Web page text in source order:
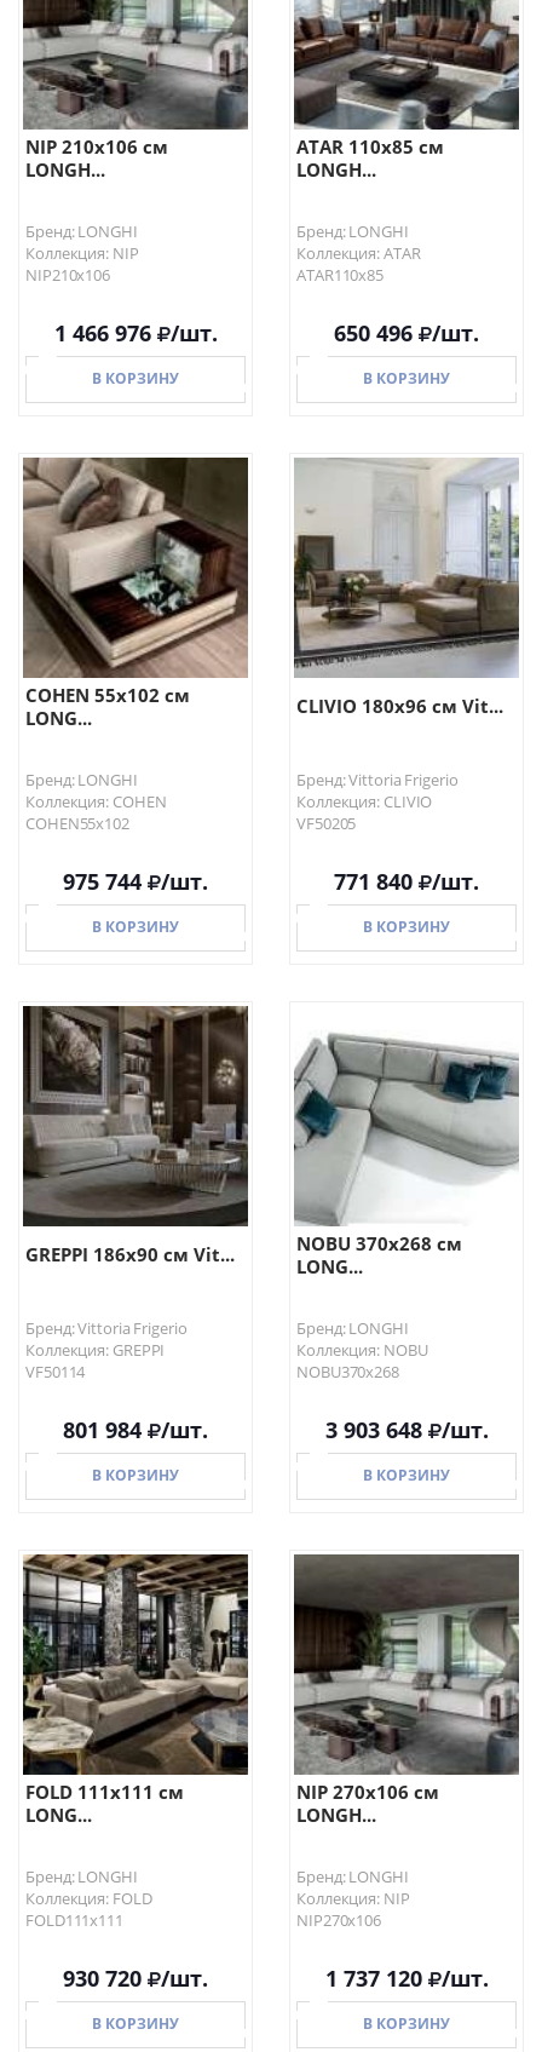
NIP 210х106 см
LONGH...
Бренд: LONGHI
Коллекция: NIP
NIP210х106
1 466 976 /шт.
В КОРЗИНУ
В КОРЗИНУ
ATAR 110х85 см
LONGH...
Бренд: LONGHI
Коллекция: ATAR
ATAR110х85
650 496 /шт.
В КОРЗИНУ
В КОРЗИНУ
COHEN 55х102 см
LONG...
Бренд: LONGHI
Коллекция: COHEN
COHEN55х102
975 744 /шт.
В КОРЗИНУ
В КОРЗИНУ
CLIVIO 180х96 см Vit...
Бренд: Vittoria Frigerio
Коллекция: CLIVIO
VF50205
771 840 /шт.
В КОРЗИНУ
В КОРЗИНУ
GREPPI 186х90 см Vit...
Бренд: Vittoria Frigerio
Коллекция: GREPPI
VF50114
801 984 /шт.
В КОРЗИНУ
В КОРЗИНУ
NOBU 370х268 см
LONG...
Бренд: LONGHI
Коллекция: NOBU
NOBU370х268
3 903 648 /шт.
В КОРЗИНУ
В КОРЗИНУ
FOLD 111х111 см
LONG...
Бренд: LONGHI
Коллекция: FOLD
FOLD111х111
930 720 /шт.
В КОРЗИНУ
NIP 270х106 см
LONGH...
Бренд: LONGHI
Коллекция: NIP
NIP270х106
1 737 120 /шт.
В КОРЗИНУ